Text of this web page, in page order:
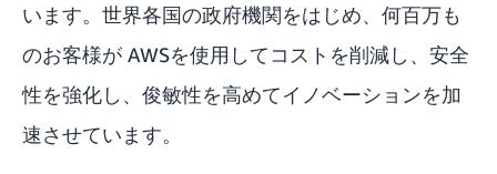
います。世界各国の政府機関をはじめ、何百万も
のお客様が AWSを使用してコストを削減し、安全
性を強化し、俊敏性を高めてイノベーションを加
速させています。